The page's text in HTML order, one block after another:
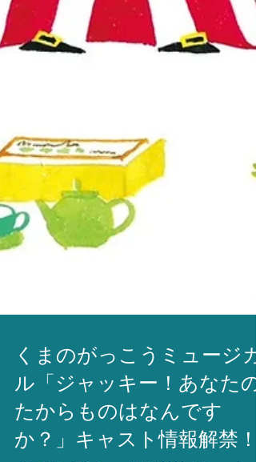
くまのがっこうミュージカ
ル「ジャッキー！あなたの
たからものはなんです